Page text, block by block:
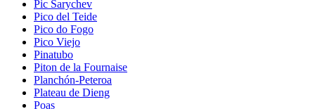
Pic Sarychev
Pico del Teide
Pico do Fogo
Pico Viejo
Pinatubo
Piton de la Fournaise
Planchón-Peteroa
Plateau de Dieng
Poas